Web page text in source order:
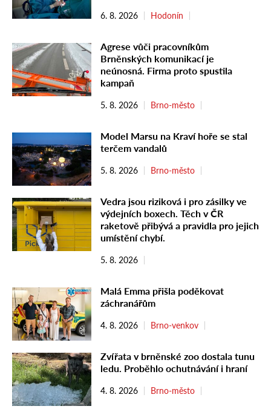
6. 8. 2026 Hodonín
Agrese vůči pracovníkům
Brněnských komunikací je
neúnosná. Firma proto spustila
kampaň
5. 8. 2026 Brno-město
Model Marsu na Kraví hoře se stal
terčem vandalů
5. 8. 2026 Brno-město
Vedra jsou riziková i pro zásilky ve
výdejních boxech. Těch v ČR
raketově přibývá a pravidla pro jejich
umístění chybí.
5. 8. 2026
Malá Emma přišla poděkovat
záchranářům
4. 8. 2026 Brno-venkov
Zvířata v brněnské zoo dostala tunu
ledu. Proběhlo ochutnávání i hraní
4. 8. 2026 Brno-město